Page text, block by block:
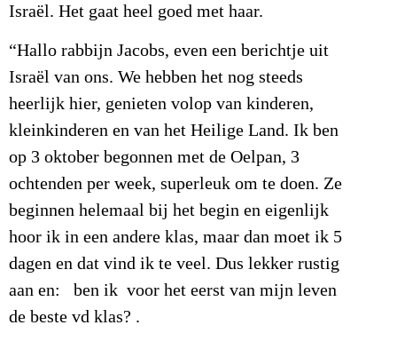
Israël. Het gaat heel goed met haar.
“Hallo rabbijn Jacobs, even een berichtje uit
Israël van ons. We hebben het nog steeds
heerlijk hier, genieten volop van kinderen,
kleinkinderen en van het Heilige Land. Ik ben
op 3 oktober begonnen met de Oelpan, 3
ochtenden per week, superleuk om te doen. Ze
beginnen helemaal bij het begin en eigenlijk
hoor ik in een andere klas, maar dan moet ik 5
dagen en dat vind ik te veel. Dus lekker rustig
aan en: ben ik voor het eerst van mijn leven
de beste vd klas? .